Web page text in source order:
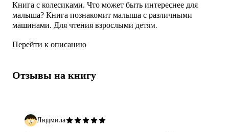
Книга с колесиками. Что может быть интереснее для
малыша? Книга познакомит малыша с различными
машинами. Для чтения взрослыми детям.
Перейти к описанию
Отзывы на книгу
Людмила